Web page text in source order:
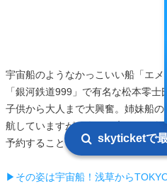
宇宙船のようなかっこいい船「エ
「銀河鉄道999」で有名な松本零士
子供から大人まで大興奮。姉妹船の
航していますが、人気が高いため
予約することをおすすめします。
▶その姿は宇宙船！浅草から
skyticketで